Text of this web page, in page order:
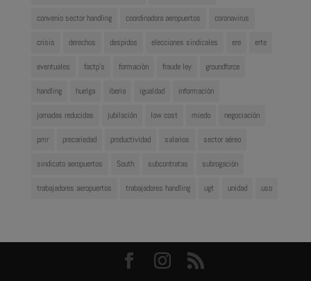
convenio sector handling coordinadora aeropuertos coronavirus
crisis derechos despidos elecciones sindicales ere erte
eventuales factp's formación fraude ley groundforce
handling huelga iberia igualdad información
jornadas reducidas jubilación low cost miedo negociación
pmr precariedad productividad salarios sector aéreo
sindicato aeropuertos South subcontratas subrogación
trabajadores aeropuertos trabajadores handling ugt unidad uso